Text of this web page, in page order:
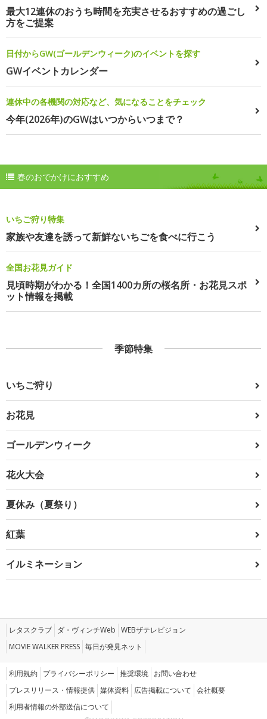
最大12連休のおうち時間を充実させるおすすめの過ごし
方をご提案
日付からGW(ゴールデンウィーク)のイベントを探す
GWイベントカレンダー
連休中の各機関の対応など、気になることをチェック
今年(2026年)のGWはいつからいつまで？
春のおでかけにおすすめ
いちご狩り特集
家族や友達を誘って新鮮ないちごを食べに行こう
全国お花見ガイド
見頃時期がわかる！全国1400カ所の桜名所・お花見スポ
ット情報を掲載
季節特集
いちご狩り
お花見
ゴールデンウィーク
花火大会
夏休み（夏祭り）
紅葉
イルミネーション
レタスクラブ ダ・ヴィンチWeb WEBザテレビジョン
MOVIE WALKER PRESS 毎日が発見ネット
利用規約 プライバシーポリシー 推奨環境 お問い合わせ
プレスリリース・情報提供 媒体資料 広告掲載について 会社概要
利用者情報の外部送信について